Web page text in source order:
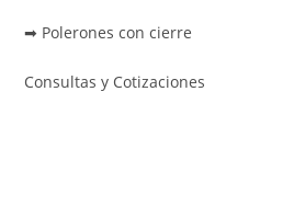
➡ Polerones con cierre
Consultas y Cotizaciones